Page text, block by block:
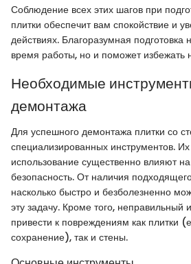
Соблюдение всех этих шагов при
плитки обеспечит вам спокойствие и
действиях. Благоразумная подготовка
время работы, но и поможет избежать
Необходимые
демонтажа
Для успешного демонтажа плитки со
специализированных инструментов.
использование существенно влияют
безопасность. От наличия
насколько быстро и безболезненно
эту задачу. Кроме того, неправильный
привести к повреждениям как плитки
сохранение), так и стены.